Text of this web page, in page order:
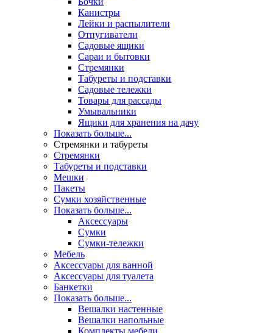
Канистры
Лейки и распылители
Отпугиватели
Садовые ящики
Сараи и бытовки
Стремянки
Табуреты и подставки
Садовые тележки
Товары для рассады
Умывальники
Ящики для хранения на дачу
Показать больше...
Стремянки и табуреты
Стремянки
Табуреты и подставки
Мешки
Пакеты
Сумки хозяйственные
Показать больше...
Аксессуары
Сумки
Сумки-тележки
Мебель
Аксессуары для ванной
Аксессуары для туалета
Банкетки
Показать больше...
Вешалки настенные
Вешалки напольные
Комплекты мебели